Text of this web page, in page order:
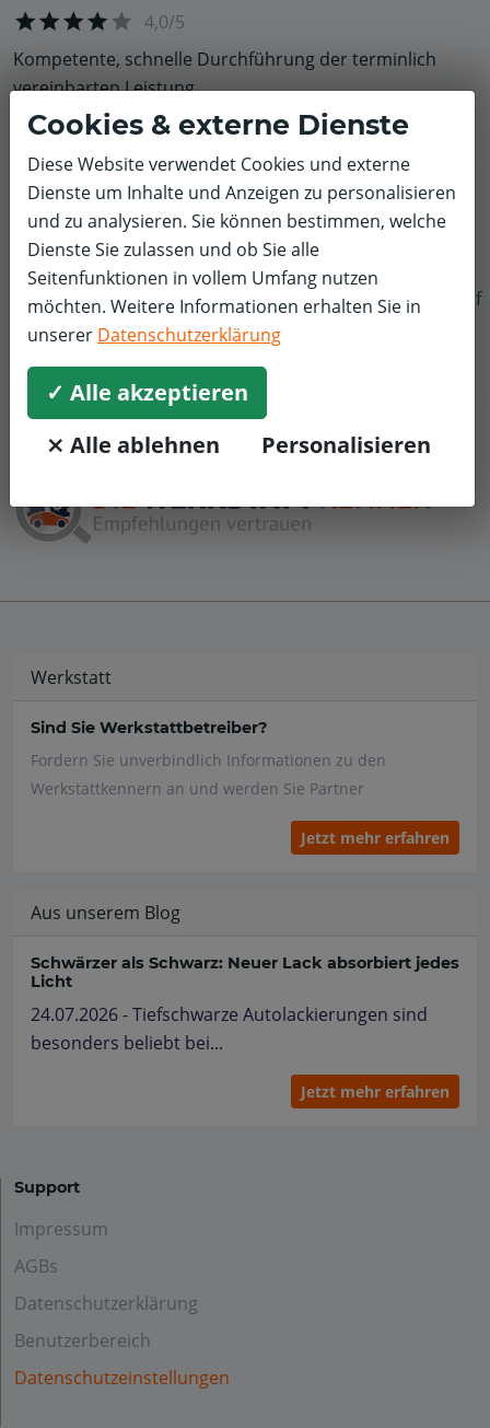
4,0/5
Kompetente, schnelle Durchführung der terminlich
vereinbarten Leistung.
Thomas H. Inspektion und WartungHyundai
4,0/5
Guter Service, leider wurden bei der online-Buchung
völlig falsche Telefonnummern hinterlegt, so dass uns
die Werkstatt nicht erreichen konnte.
Werkstatt
Sind Sie Werkstattbetreiber?
Fordern Sie unverbindlich Informationen zu den
Werkstattkennern an und werden Sie Partner
Jetzt mehr erfahren
Aus unserem Blog
Schwärzer als Schwarz: Neuer Lack absorbiert jedes
Licht
24.07.2026 - Tiefschwarze Autolackierungen sind
besonders beliebt bei...
Jetzt mehr erfahren
Support
Impressum
AGBs
Datenschutzerklärung
Benutzerbereich
Datenschutzeinstellungen
Cookies & externe Dienste
Diese Website verwendet Cookies und externe
Dienste um Inhalte und Anzeigen zu personalisieren
und zu analysieren. Sie können bestimmen, welche
Dienste Sie zulassen und ob Sie alle
Seitenfunktionen in vollem Umfang nutzen
möchten. Weitere Informationen erhalten Sie in
unserer Datenschutzerklärung
✓ Alle akzeptieren
⨯ Alle ablehnen
Personalisieren
f